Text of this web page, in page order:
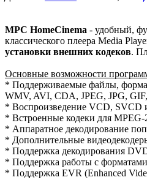
MPC HomeCinema - удобный,
классического плеера Media
установки внешних кодеков.
Основные возможности
* Поддерживаемые файлы,
WMV, AVI, CDA, JPEG, JPG,
* Воспроизведение VCD, SVCD
* Встроенные кодеки для
* Аппаратное декодирование
* Дополнительные
* Поддержка декодирования
* Поддержка работы с
* Поддержка EVR (Enhanced